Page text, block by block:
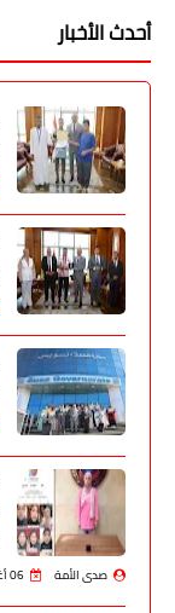
أحدث الأخبار
صدى الأمة 06 أغسطس 2026